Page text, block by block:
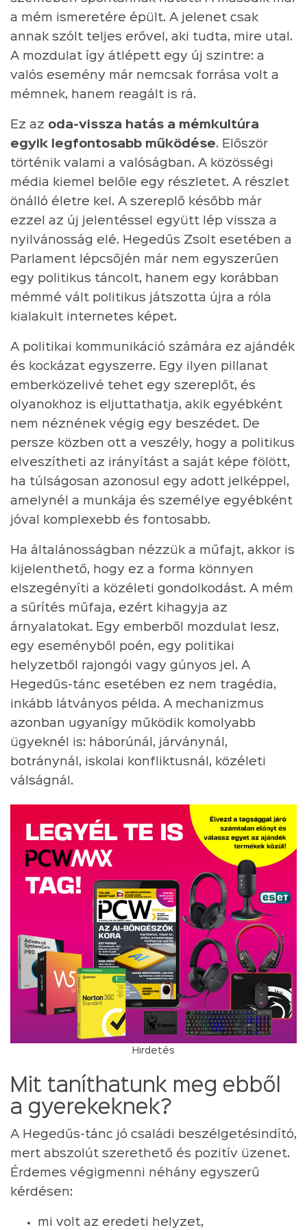
a mém ismeretére épült. A jelenet csak
annak szólt teljes erővel, aki tudta, mire utal.
A mozdulat így átlépett egy új szintre: a
valós esemény már nemcsak forrása volt a
mémnek, hanem reagált is rá.
Ez az oda-vissza hatás a mémkultúra
egyik legfontosabb működése. Először
történik valami a valóságban. A közösségi
média kiemel belőle egy részletet. A részlet
önálló életre kel. A szereplő később már
ezzel az új jelentéssel együtt lép vissza a
nyilvánosság elé. Hegedűs Zsolt esetében a
Parlament lépcsőjén már nem egyszerűen
egy politikus táncolt, hanem egy korábban
mémmé vált politikus játszotta újra a róla
kialakult internetes képet.
A politikai kommunikáció számára ez ajándék
és kockázat egyszerre. Egy ilyen pillanat
emberközelivé tehet egy szereplőt, és
olyanokhoz is eljuttathatja, akik egyébként
nem néznének végig egy beszédet. De
persze közben ott a veszély, hogy a politikus
elveszítheti az irányítást a saját képe fölött,
ha túlságosan azonosul egy adott jelképpel,
amelynél a munkája és személye egyébként
jóval komplexebb és fontosabb.
Ha általánosságban nézzük a műfajt, akkor is
kijelenthető, hogy ez a forma könnyen
elszegényíti a közéleti gondolkodást. A mém
a sűrítés műfaja, ezért kihagyja az
árnyalatokat. Egy emberből mozdulat lesz,
egy eseményből poén, egy politikai
helyzetből rajongói vagy gúnyos jel. A
Hegedűs-tánc esetében ez nem tragédia,
inkább látványos példa. A mechanizmus
azonban ugyanígy működik komolyabb
ügyeknél is: háborúnál, járványnál,
botránynál, iskolai konfliktusnál, közéleti
válságnál.
Hirdetés
Mit taníthatunk meg ebből
a gyerekeknek?
A Hegedűs-tánc jó családi beszélgetésindító,
mert abszolút szerethető és pozitív üzenet.
Érdemes végigmenni néhány egyszerű
kérdésen:
mi volt az eredeti helyzet,